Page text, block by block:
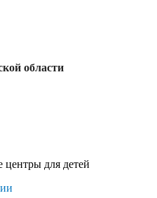
области
центры для детей